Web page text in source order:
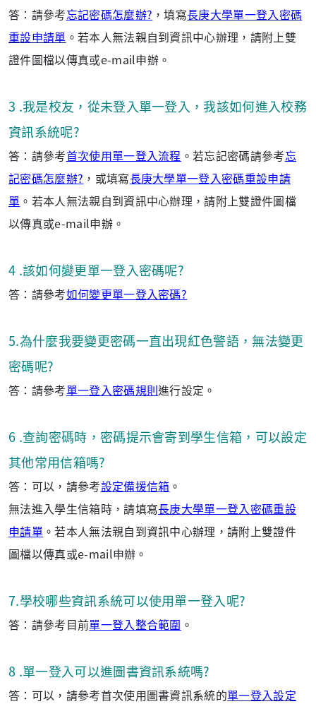
答：請參考忘記密碼怎麼辦? ，填寫長庚大學單一登入密碼
重設申請單 。若本人無法親自到資訊中心辦理，請附上雙
證件圖檔以傳真或e-mail申辦。
3 .我是校友，從未登入單一登入，我該如何進入校務
資訊系統呢?
答：請參考首次使用單一登入流程 。若忘記密碼請參考忘
記密碼怎麼辦? ，或填寫長庚大學單一登入密碼重設申請
單 。若本人無法親自到資訊中心辦理，請附上雙證件圖檔
以傳真或e-mail申辦。
4 .該如何變更單一登入密碼呢?
答：請參考如何變更單一登入密碼?
5.為什麼我要變更密碼一直出現紅色警語，無法變更
密碼呢?
答：請參考單一登入密碼規則進行設定。
6 .查詢密碼時，密碼提示會寄到學生信箱，可以設定
其他常用信箱嗎?
答：可以，請參考設定備援信箱 。
無法進入學生信箱時，請填寫長庚大學單一登入密碼重設
申請單 。若本人無法親自到資訊中心辦理，請附上雙證件
圖檔以傳真或e-mail申辦。
7.學校哪些資訊系統可以使用單一登入呢?
答：請參考目前單一登入整合範圍 。
8 .單一登入可以進圖書資訊系統嗎?
答：可以，請參考首次使用圖書資訊系統的單一登入設定